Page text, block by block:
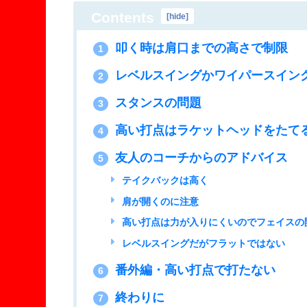
Contents [hide]
1 叩く時は肩口までの高さで制限
2 レベルスイングかワイパースイン
3 スタンスの問題
4 高い打点はラケットヘッドをたて
5 友人のコーチからのアドバイス
テイクバックは高く
肩が開くのに注意
高い打点は力が入りにくいのでフェイスの
レベルスイングだがフラットではない
6 番外編・高い打点で打たない
7 終わりに